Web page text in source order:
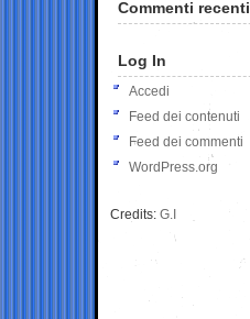
Commenti recenti
Log In
Accedi
Feed dei contenuti
Feed dei commenti
WordPress.org
Credits: G.I